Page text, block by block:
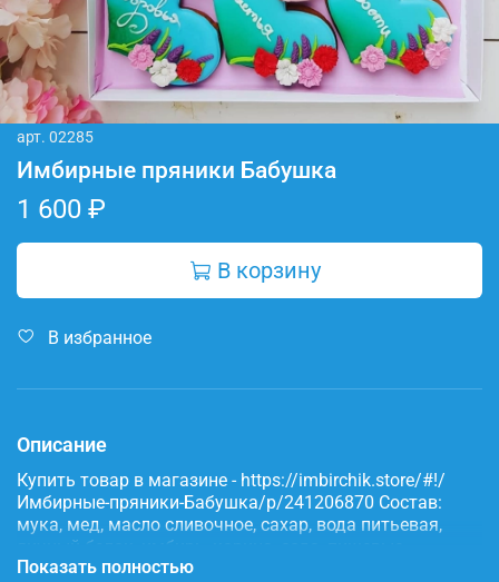
арт. 02285
Имбирные пряники Бабушка
1 600 ₽
В корзину
В избранное
Описание
Купить товар в магазине - https://imbirchik.store/#!/
Имбирные-пряники-Бабушка/p/241206870 Состав:
мука, мед, масло сливочное, сахар, вода питьевая,
яичный белок, имбирь, корица, сода, пищевые
красители.
Показать полностью